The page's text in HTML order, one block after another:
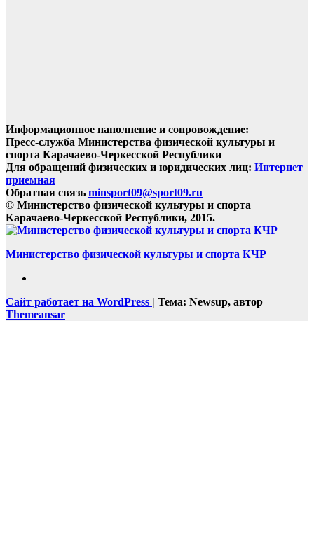
Информационное наполнение и сопровождение:
Пресс-служба Министерства физической культуры и
спорта Карачаево-Черкесской Республики
Для обращений физических и юридических лиц: Интернет
приемная
Обратная связь minsport09@sport09.ru
© Министерство физической культуры и спорта
Карачаево-Черкесской Республики, 2015.
Министерство физической культуры и спорта КЧР
Сайт работает на WordPress | Тема: Newsup, автор
Themeansar